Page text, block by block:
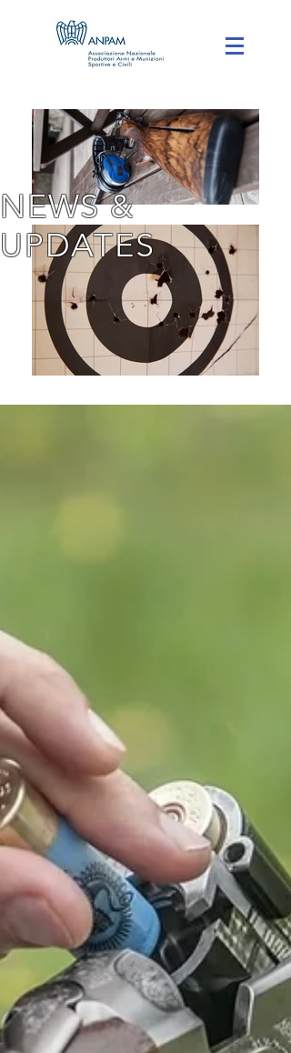
NEWS &
UPDATES